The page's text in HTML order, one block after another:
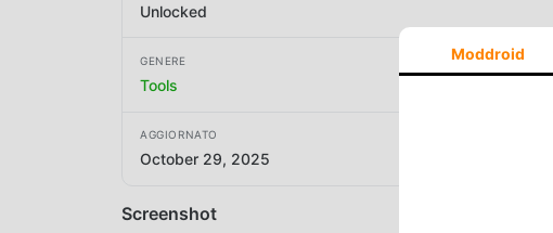
Unlocked
GENERE
Tools
AGGIORNATO
October 29, 2025
Screenshot
Moddroid